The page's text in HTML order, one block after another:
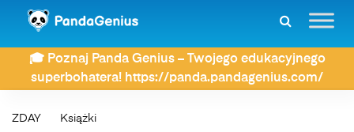
🎓 Poznaj Panda Genius – Twojego edukacyjnego
superbohatera! https://panda.pandagenius.com/
ZDAY Książki